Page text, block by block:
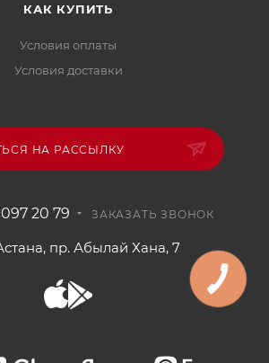
КАК КУПИТЬ
Условия оплаты
Условия доставки
НА РАССЫЛКУ
20 79 ЗАКАЗАТЬ ЗВОНОК
пр. Абылай Хана, 7